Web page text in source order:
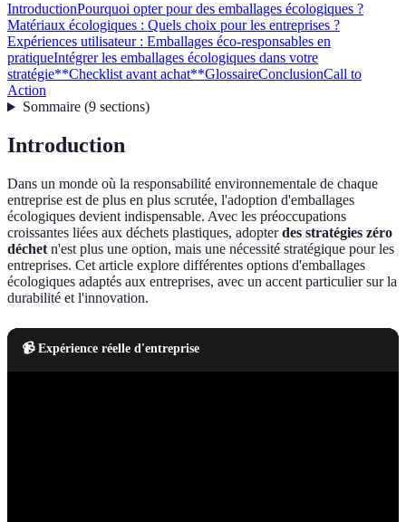
IntroductionPourquoi opter pour des emballages écologiques ?
Matériaux écologiques : Quels choix pour les entreprises ?
Expériences utilisateur : Emballages éco-responsables en
pratiqueIntégrer les emballages écologiques dans votre
stratégie**Checklist avant achat**GlossaireConclusionCall to
Action
Sommaire(9 sections)
Introduction
Dans un monde où la responsabilité environnementale de chaque
entreprise est de plus en plus scrutée, l'adoption d'emballages
écologiques devient indispensable. Avec les préoccupations
croissantes liées aux déchets plastiques, adopterdes stratégies zéro
déchet n'est plus une option, mais une nécessité stratégique pour les
entreprises. Cet article explore différentes options d'emballages
écologiques adaptés aux entreprises, avec un accent particulier sur la
durabilité et l'innovation.
📹 Expérience réelle d'entreprise